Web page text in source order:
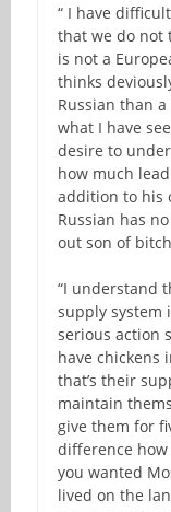
“ I have
that we do not
is not a
thinks
Russian than
what I have
desire to
how much
addition to his
Russian has
out son of
“I understand
supply system
serious action
have chickens
that’s their
maintain
give them for
difference
you wanted
lived on the